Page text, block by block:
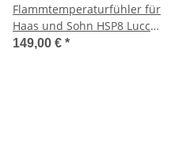
Flammtemperaturfühler für
Haas und Sohn HSP8 Lucca /
Catania - I/II
149,00 € *